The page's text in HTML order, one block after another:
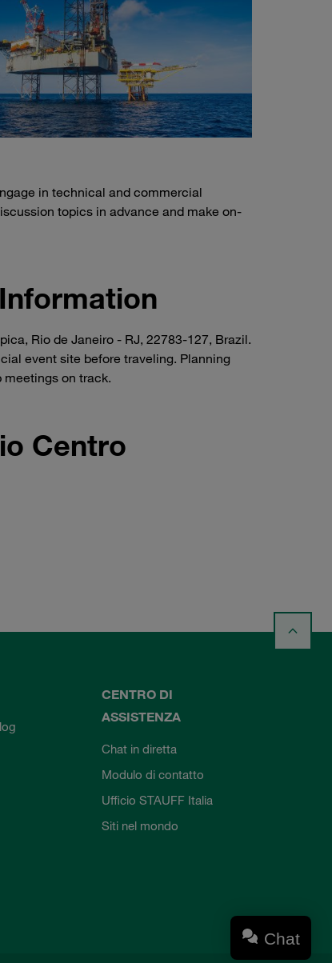
in technical and commercial
topics in advance and make on-
Rio de Janeiro - RJ, 22783-127, Brazil.
event site before traveling. Planning
meetings on track.
Centro
CENTRO DI
ASSISTENZA
Chat in diretta
Modulo di contatto
Ufficio STAUFF Italia
Siti nel mondo
Chat